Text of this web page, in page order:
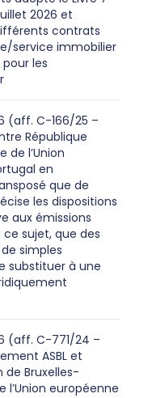
2026 et
contrats
service immobilier
les
(aff. C-166/25 –
République
de l’Union
en
que de
les dispositions
aux émissions
ce sujet, que des
simples
substituer à une
(aff. C-771/24 –
ASBL et
de Bruxelles-
l’Union européenne